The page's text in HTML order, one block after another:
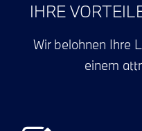
IHRE
Wir belohnen Ihre
einem